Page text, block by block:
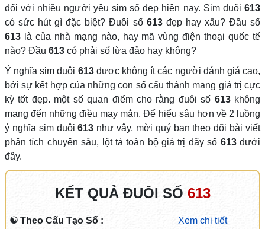
đối với nhiều người yêu sim số đẹp hiện nay. Sim đuôi 613
có sức hút gì đặc biệt? Đuôi số 613đẹp hay xấu? Đầu số
613 là của nhà mạng nào, hay mã vùng điện thoại quốc tế
nào? Đầu 613 có phải số lừa đảo hay không?
Ý nghĩa sim đuôi 613được không ít các người đánh giá cao,
bởi sự kết hợp của những con số cấu thành mang giá trị cực
kỳ tốt đẹp. một số quan điểm cho rằng đuôi số 613không
mang đến những điều may mắn. Để hiểu sâu hơn về 2 luồng
ý nghĩa sim đuôi613 như vậy, mời quý bạn theo dõi bài viết
phân tích chuyên sâu, lột tả toàn bộ giá trị dãy số 613dưới
đây.
KẾT QUẢ ĐUÔI SỐ 613
☯ Theo Cấu Tạo Số :
Xem chi tiết